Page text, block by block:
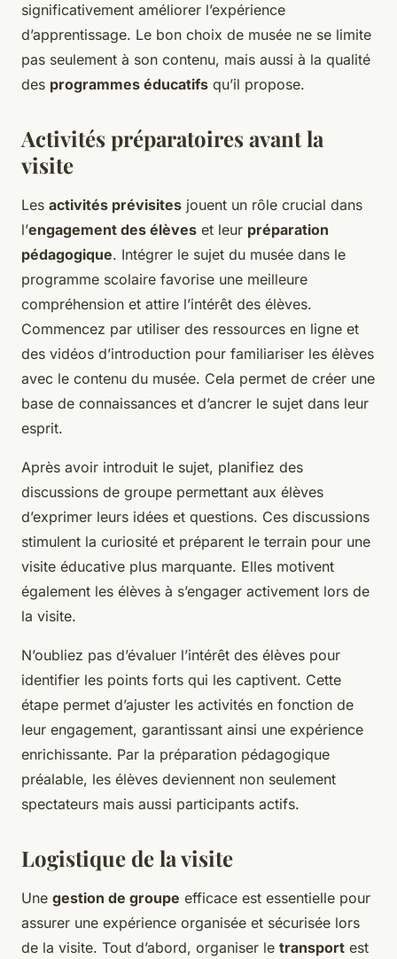
significativement améliorer l’expérience
d’apprentissage. Le bon choix de musée ne se limite
pas seulement à son contenu, mais aussi à la qualité
des programmes éducatifs qu’il propose.
Activités préparatoires avant la
visite
Les activités prévisites jouent un rôle crucial dans
l’engagement des élèves et leur préparation
pédagogique. Intégrer le sujet du musée dans le
programme scolaire favorise une meilleure
compréhension et attire l’intérêt des élèves.
Commencez par utiliser des ressources en ligne et
des vidéos d’introduction pour familiariser les élèves
avec le contenu du musée. Cela permet de créer une
base de connaissances et d’ancrer le sujet dans leur
esprit.
Après avoir introduit le sujet, planifiez des
discussions de groupe permettant aux élèves
d’exprimer leurs idées et questions. Ces discussions
stimulent la curiosité et préparent le terrain pour une
visite éducative plus marquante. Elles motivent
également les élèves à s’engager activement lors de
la visite.
N’oubliez pas d’évaluer l’intérêt des élèves pour
identifier les points forts qui les captivent. Cette
étape permet d’ajuster les activités en fonction de
leur engagement, garantissant ainsi une expérience
enrichissante. Par la préparation pédagogique
préalable, les élèves deviennent non seulement
spectateurs mais aussi participants actifs.
Logistique de la visite
Une gestion de groupe efficace est essentielle pour
assurer une expérience organisée et sécurisée lors
de la visite. Tout d’abord, organiser le transport est